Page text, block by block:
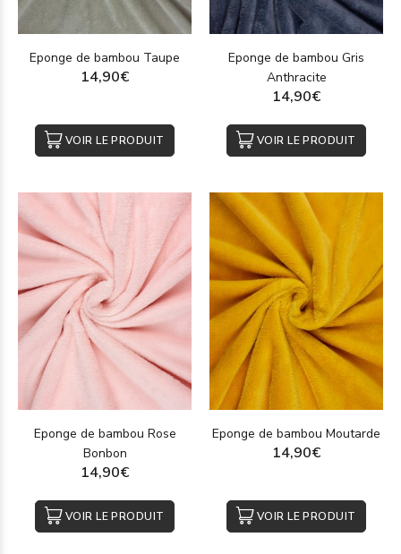
Eponge de bambou Taupe
14,90€
VOIR LE PRODUIT
Eponge de bambou Gris
Anthracite
14,90€
VOIR LE PRODUIT
Eponge de bambou Rose
Bonbon
14,90€
VOIR LE PRODUIT
Eponge de bambou Moutarde
14,90€
VOIR LE PRODUIT